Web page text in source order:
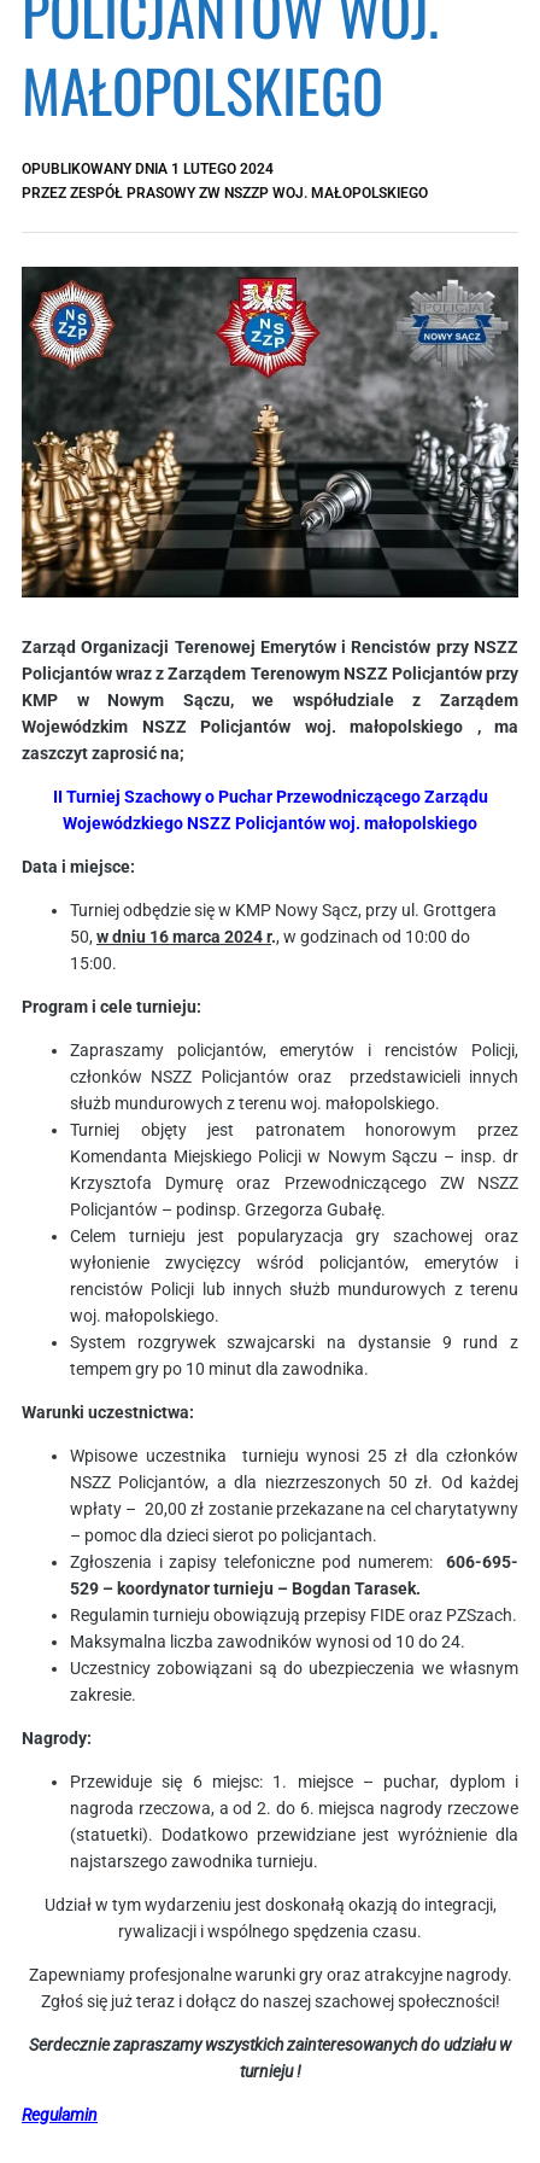
MAŁOPOLSKIEGO
OPUBLIKOWANY DNIA 1 LUTEGO 2024
PRZEZ ZESPÓŁ PRASOWY ZW NSZZP WOJ. MAŁOPOLSKIEGO
Zarząd Organizacji Terenowej Emerytów i Rencistów przy NSZZ
Policjantów wraz z Zarządem Terenowym NSZZ Policjantów przy
KMP w Nowym Sączu, we współudziale z Zarządem
Wojewódzkim NSZZ Policjantów woj. małopolskiego , ma
zaszczyt zaprosić na;
II Turniej Szachowy o Puchar Przewodniczącego Zarządu
Wojewódzkiego NSZZ Policjantów woj. małopolskiego
Data i miejsce:
Turniej odbędzie się w KMP Nowy Sącz, przy ul. Grottgera
50, w dniu 16 marca 2024 r., w godzinach od 10:00 do
15:00.
Program i cele turnieju:
Zapraszamy policjantów, emerytów i rencistów Policji,
członków NSZZ Policjantów oraz przedstawicieli innych
służb mundurowych z terenu woj. małopolskiego.
Turniej objęty jest patronatem honorowym przez
Komendanta Miejskiego Policji w Nowym Sączu – insp. dr
Krzysztofa Dymurę oraz Przewodniczącego ZW NSZZ
Policjantów – podinsp. Grzegorza Gubałę.
Celem turnieju jest popularyzacja gry szachowej oraz
wyłonienie zwycięzcy wśród policjantów, emerytów i
rencistów Policji lub innych służb mundurowych z terenu
woj. małopolskiego.
System rozgrywek szwajcarski na dystansie 9 rund z
tempem gry po 10 minut dla zawodnika.
Warunki uczestnictwa:
Wpisowe uczestnika turnieju wynosi 25 zł dla członków
NSZZ Policjantów, a dla niezrzeszonych 50 zł. Od każdej
wpłaty – 20,00 zł zostanie przekazane na cel charytatywny
– pomoc dla dzieci sierot po policjantach.
Zgłoszenia i zapisy telefoniczne pod numerem: 606-695-
529 – koordynator turnieju – Bogdan Tarasek.
Regulamin turnieju obowiązują przepisy FIDE oraz PZSzach.
Maksymalna liczba zawodników wynosi od 10 do 24.
Uczestnicy zobowiązani są do ubezpieczenia we własnym
zakresie.
Nagrody:
Przewiduje się 6 miejsc: 1. miejsce – puchar, dyplom i
nagroda rzeczowa, a od 2. do 6. miejsca nagrody rzeczowe
(statuetki). Dodatkowo przewidziane jest wyróżnienie dla
najstarszego zawodnika turnieju.
Udział w tym wydarzeniu jest doskonałą okazją do integracji,
rywalizacji i wspólnego spędzenia czasu.
Zapewniamy profesjonalne warunki gry oraz atrakcyjne nagrody.
Zgłoś się już teraz i dołącz do naszej szachowej społeczności!
Serdecznie zapraszamy wszystkich zainteresowanych do udziału w
turnieju !
Regulamin